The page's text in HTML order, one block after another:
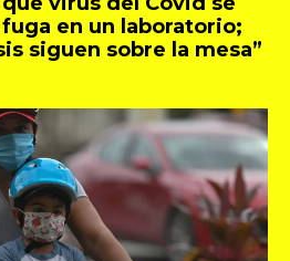
en un laboratorio;
siguen sobre la mesa”